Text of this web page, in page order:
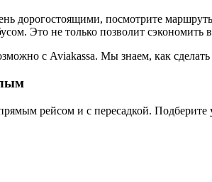
дорогостоящими, посмотрите
Это не только позволит
с Aviakassa. Мы знаем, как
рейсом и с пересадкой. Подберите